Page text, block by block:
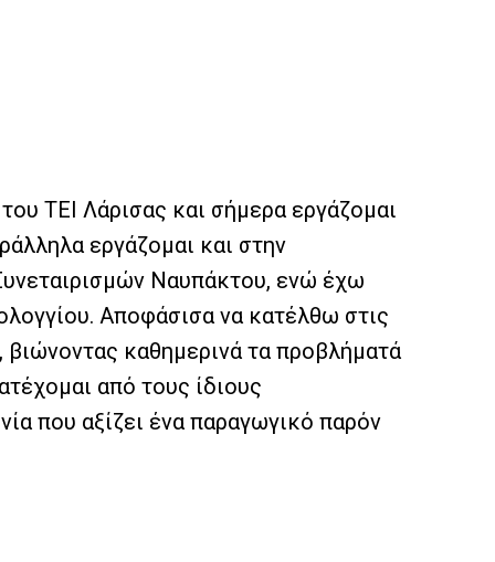
ΤΕΙ Λάρισας και σήμερα εργάζομαι
εργάζομαι και στην
Ναυπάκτου, ενώ έχω
Αποφάσισα να κατέλθω στις
καθημερινά τα προβλήματά
από τους ίδιους
που αξίζει ένα παραγωγικό παρόν